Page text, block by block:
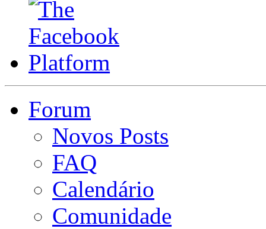
Forum
Novos Posts
FAQ
Calendário
Comunidade